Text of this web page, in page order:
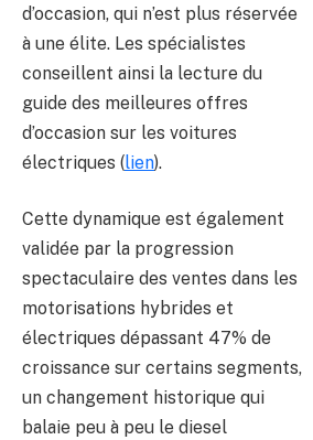
d’occasion, qui n’est plus réservée
à une élite. Les spécialistes
conseillent ainsi la lecture du
guide des meilleures offres
d’occasion sur les voitures
électriques (lien).
Cette dynamique est également
validée par la progression
spectaculaire des ventes dans les
motorisations hybrides et
électriques dépassant 47% de
croissance sur certains segments,
un changement historique qui
balaie peu à peu le diesel